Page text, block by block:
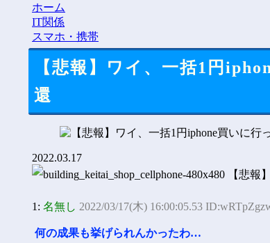
【Vtuber】中日5位うおおおおおおおおおおお
ホーム
IT関係
スマホ・携帯
【悲報】ワイ、一括1円
還
2022.03.17
1: 名無し 2022/03/17(木) 16:00:05.53
何の成果も挙げられんかったわ…